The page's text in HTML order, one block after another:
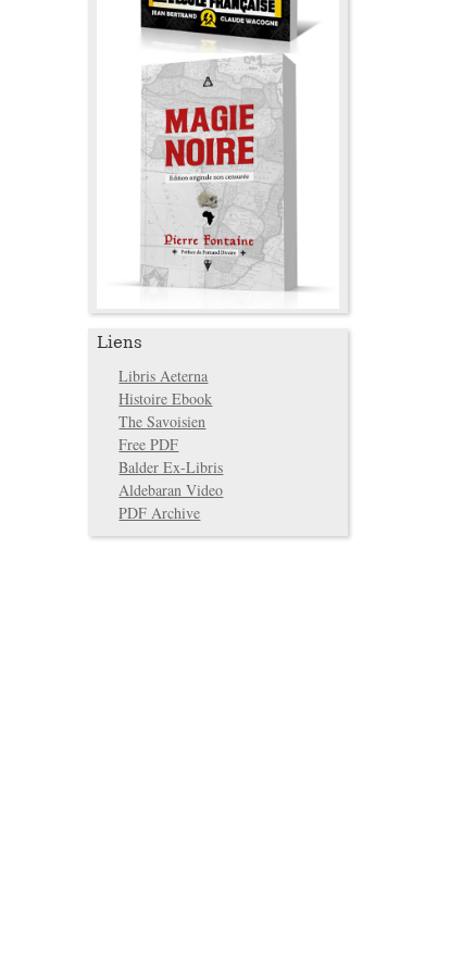
Liens
Libris Aeterna
Histoire Ebook
The Savoisien
Free PDF
Balder Ex-Libris
Aldebaran Video
PDF Archive